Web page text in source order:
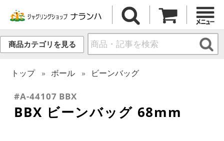
商品カテゴリを見る
トップ ボール ビーンバッグ
#A-44107 BBX
BBX ビーンバッグ 68mm